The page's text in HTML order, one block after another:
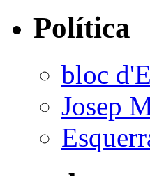
Política
bloc
Josep